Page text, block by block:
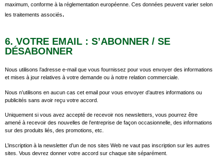
maximum, conforme à la réglementation européenne. Ces données peuvent varier selon
les traitements associés.
6. VOTRE EMAIL : S’ABONNER / SE
DÉSABONNER
Nous utilisons l’adresse e-mail que vous fournissez pour vous envoyer des informations
et mises à jour relatives à votre demande ou à notre relation commerciale.
Nous n’utilisons en aucun cas cet email pour vous envoyer d’autres informations ou
publicités sans avoir reçu votre accord.
Uniquement si vous avez accepté de recevoir nos newsletters, vous pourrez être
amené à recevoir des nouvelles de l’entreprise de façon occasionnelle, des informations
sur des produits liés, des promotions, etc.
L’inscription à la newsletter d’un de nos sites Web ne vaut pas inscription sur les autres
sites. Vous devrez donner votre accord sur chaque site séparément.